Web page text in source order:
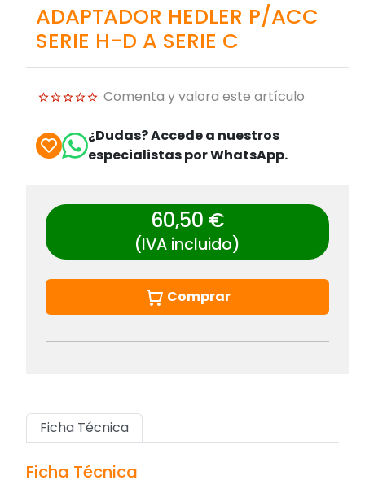
ADAPTADOR HEDLER P/ACC
SERIE H-D A SERIE C
Comenta y valora este artículo
¿Dudas? Accede a nuestros
especialistas por WhatsApp.
60,50 €
(IVA incluido)
Comprar
Ficha Técnica
Ficha Técnica